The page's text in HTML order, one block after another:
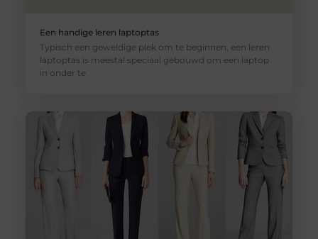
Een handige leren laptoptas
Typisch een geweldige plek om te beginnen, een leren
laptoptas is meestal speciaal gebouwd om een laptop
in onder te